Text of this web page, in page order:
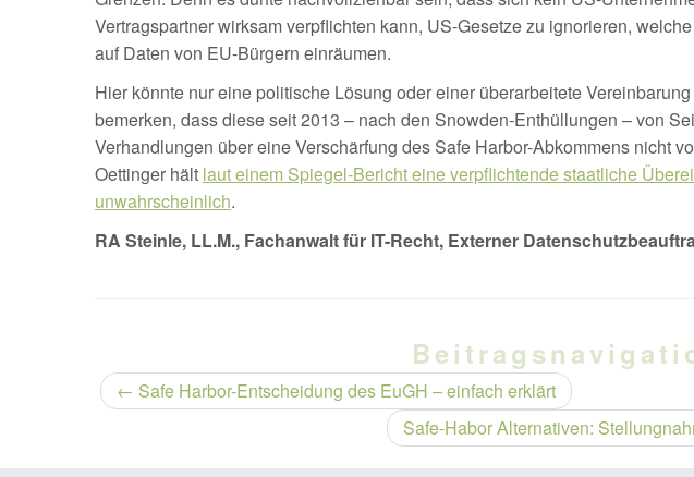
Vertragspartner wirksam verpflichten kann, US-Gesetze zu ignorieren,
auf Daten von EU-Bürgern einräumen.
Hier könnte nur eine politische Lösung oder einer überarbeitete
bemerken, dass diese seit 2013 – nach den Snowden-Enthüllungen – von
Verhandlungen über eine Verschärfung des Safe Harbor-Abkommens nicht
Oettinger hält laut einem Spiegel-Bericht eine verpflichtende staatliche
unwahrscheinlich.
RA Steinle, LL.M., Fachanwalt für IT-Recht, Externer
← Safe Harbor-Entscheidung des EuGH – einfach erklärt
Safe-Habor Alternativen: